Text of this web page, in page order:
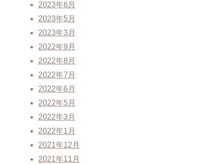
2023年6月
2023年5月
2023年3月
2022年9月
2022年8月
2022年7月
2022年6月
2022年5月
2022年3月
2022年1月
2021年12月
2021年11月